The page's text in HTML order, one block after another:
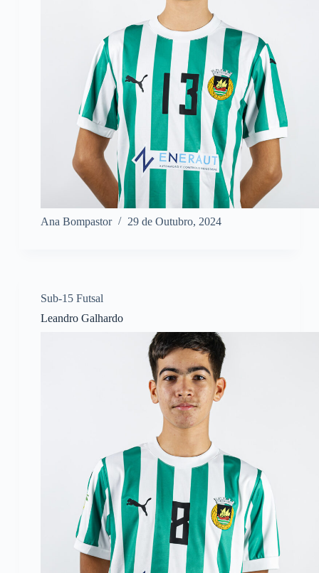
Ana Bompastor 29 de Outubro, 2024
Sub-15 Futsal
Leandro Galhardo